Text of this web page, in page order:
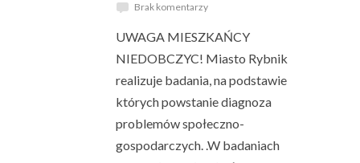
Brak komentarzy
UWAGA MIESZKAŃCY
NIEDOBCZYC! Miasto Rybnik
realizuje badania, na podstawie
których powstanie diagnoza
problemów społeczno-
gospodarczych. .W badaniach